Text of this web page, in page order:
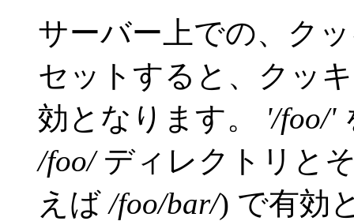
サーバー上での、ク
セットすると、クッ
効となります。 '/foo/'
/foo/ディレクトリと
えば/foo/bar/) で有効